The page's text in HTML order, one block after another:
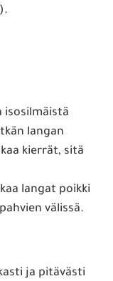
isosilmäistä
langan
kierrät, sitä
langat poikki
välissä.
ja pitävästi